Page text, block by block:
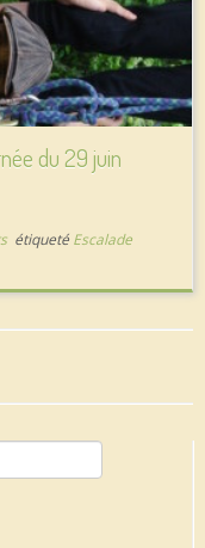
du 29 juin
étiqueté Escalade